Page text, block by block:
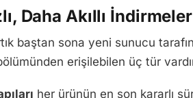
Daha Akıllı İndirmeler
baştan sona yeni sunucu
erişilebilen üç tür
her ürünün en son kararlı